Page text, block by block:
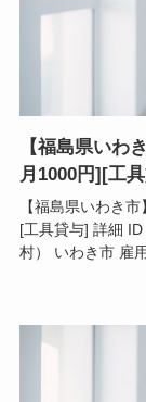
【福島県いわ
月1000円][工
【福島県いわき
[工具貸与] 詳細
村） いわき市 雇